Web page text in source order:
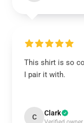
This shirt is so
I pair it with.
C Clark